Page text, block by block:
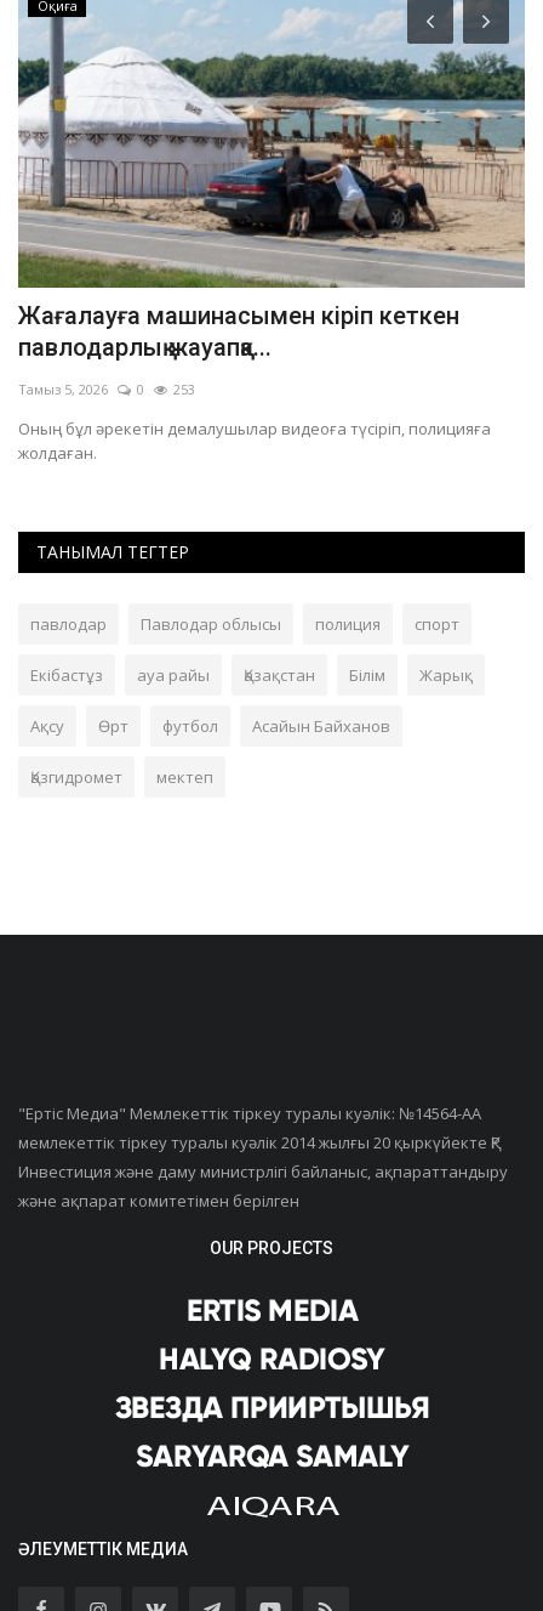
Оқиға
Жағалауға машинасымен кіріп кеткен
павлодарлық жауапқа...
Тамыз 5, 2026 0 253
Оның бұл әрекетін демалушылар видеоға түсіріп, полицияға
жолдаған.
ТАНЫМАЛ ТЕГТЕР
павлодар Павлодар облысы полиция спорт
Екібастұз ауа райы Қазақстан Білім Жарық
Ақсу Өрт футбол Асайын Байханов
Қазгидромет мектеп
"Ертiс Медиа" Мемлекеттік тіркеу туралы куәлік: №14564-АА
мемлекеттік тіркеу туралы куәлік 2014 жылғы 20 қыркүйекте ҚР
Инвестиция және даму министрлігі байланыс, ақпараттандыру
және ақпарат комитетімен берілген
OUR PROJECTS
ӘЛЕУМЕТТІК МЕДИА